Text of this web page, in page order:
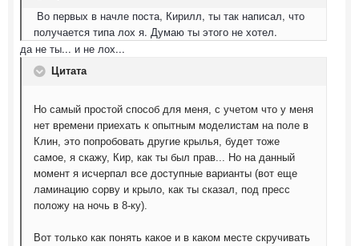
Во первых в начле поста, Кирилл, ты так написал, что
получается типа лох я. Думаю ты этого не хотел.
да не ты... и не лох...
Цитата
Но самый простой способ для меня, с учетом что у меня
нет времени приехать к опытным моделистам на поле в
Клин, это попробовать другие крылья, будет тоже
самое, я скажу, Кир, как ты был прав... Но на данный
момент я исчерпал все доступные варианты (вот еще
ламинацию сорву и крыло, как ты сказал, под пресс
положу на ночь в 8-ку).
Вот только как понять какое и в каком месте скручивать